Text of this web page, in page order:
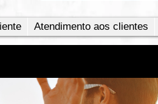
Atendimento aos clientes